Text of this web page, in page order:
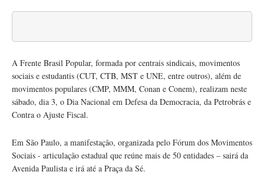
A Frente Brasil Popular, formada por centrais sindicais, movimentos
sociais e estudantis (CUT, CTB, MST e UNE, entre outros), além de
movimentos populares (CMP, MMM, Conan e Conem), realizam neste
sábado, dia 3, o Dia Nacional em Defesa da Democracia, da Petrobrás e
Contra o Ajuste Fiscal.
Em São Paulo, a manifestação, organizada pelo Fórum dos Movimentos
Sociais - articulação estadual que reúne mais de 50 entidades – sairá da
Avenida Paulista e irá até a Praça da Sé.